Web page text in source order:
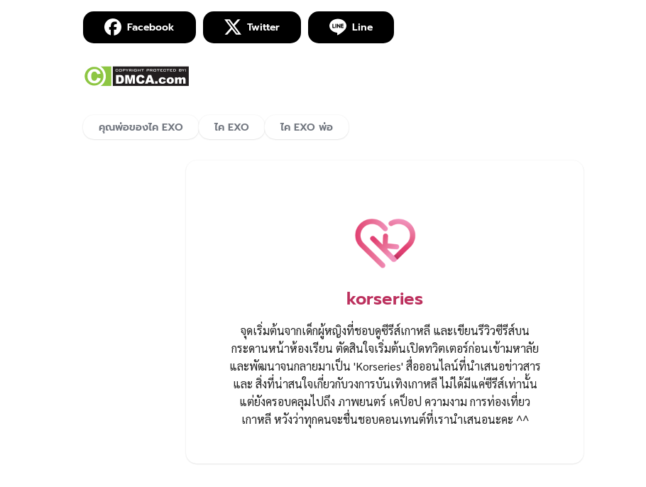
Facebook Twitter Line
คุณพ่อของไค EXO ไค EXO ไค EXO พ่อ
korseries
จุดเริ่มต้นจากเด็กผู้หญิงที่ชอบดูซีรีส์เกาหลี และเขียนรีวิวซีรีส์บน
กระดานหน้าห้องเรียน ตัดสินใจเริ่มต้นเปิดทวิตเตอร์ก่อนเข้ามหาลัย
และพัฒนาจนกลายมาเป็น 'Korseries' สื่อออนไลน์ที่นำเสนอข่าวสาร
และ สิ่งที่น่าสนใจเกี่ยวกับวงการบันเทิงเกาหลี ไม่ได้มีแค่ซีรีส์เท่านั้น
แต่ยังครอบคลุมไปถึง ภาพยนตร์ เคป็อป ความงาม การท่องเที่ยว
เกาหลี หวังว่าทุกคนจะชื่นชอบคอนเทนต์ที่เรานำเสนอนะคะ ^^